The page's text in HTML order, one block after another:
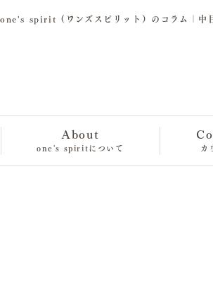
one's spirit（ワンズスピリット）のコラム｜中
About
one's spiritについて カ